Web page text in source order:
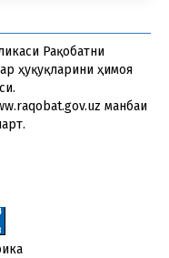
Рақобатни
ҳуқуқларини ҳимоя
манбаи